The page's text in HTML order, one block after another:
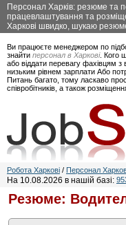
Персонал Харків: резюме та
працевлаштування та
Харкові швидко, шукаю резюме
Ви працюєте менеджером по
знайти персонал в Харкові. Кого
або віддати перевагу фахівцям
низьким рівнем зарплати Або
Питань багато, тому ласкаво
співробітників, а також
Робота Харкові / Персонал
На 10.08.2026 в нашій базі:
Резюме: